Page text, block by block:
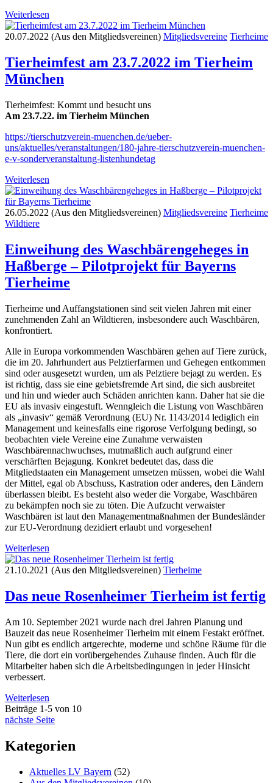
Weiterlesen
20.07.2022 (Aus den Mitgliedsvereinen) Mitgliedsvereine Tierheime
Tierheimfest am 23.7.2022 im Tierheim
München
Tierheimfest: Kommt und besucht uns
Am 23.7.22. im Tierheim München
https://tierschutzverein-muenchen.de/ueber-
uns/aktuelles/veranstaltungen/180-jahre-tierschutzverein-muenchen-
e-v-sonderveranstaltung-listenhundetag
Weiterlesen
26.05.2022 (Aus den Mitgliedsvereinen) Mitgliedsvereine Tierheime
Wildtiere
Einweihung des Waschbärengeheges in
Haßberge – Pilotprojekt für Bayerns
Tierheime
Tierheime und Auffangstationen sind seit vielen Jahren mit einer
zunehmenden Zahl an Wildtieren, insbesondere auch Waschbären,
konfrontiert.
Alle in Europa vorkommenden Waschbären gehen auf Tiere zurück,
die im 20. Jahrhundert aus Pelztierfarmen und Gehegen entkommen
sind oder ausgesetzt wurden, um als Pelztiere bejagt zu werden. Es
ist richtig, dass sie eine gebietsfremde Art sind, die sich ausbreitet
und hin und wieder auch Schäden anrichten kann. Daher hat sie die
EU als invasiv eingestuft. Wenngleich die Listung von Waschbären
als „invasiv“ gemäß Verordnung (EU) Nr. 1143/2014 lediglich ein
Management und keinesfalls eine rigorose Verfolgung bedingt, so
beobachten viele Vereine eine Zunahme verwaisten
Waschbärennachwuchses, mutmaßlich auch aufgrund einer
verschärften Bejagung. Konkret bedeutet das, dass die
Mitgliedstaaten ein Management umsetzen müssen, wobei die Wahl
der Mittel, egal ob Abschuss, Kastration oder anderes, den Ländern
überlassen bleibt. Es besteht also weder die Vorgabe, Waschbären
zu bekämpfen noch sie zu töten. Die Aufzucht verwaister
Waschbären ist laut den Managementmaßnahmen der Bundesländer
zur EU-Verordnung dezidiert erlaubt und vorgesehen!
Weiterlesen
21.10.2021 (Aus den Mitgliedsvereinen) Tierheime
Das neue Rosenheimer Tierheim ist fertig
Am 10. September 2021 wurde nach drei Jahren Planung und
Bauzeit das neue Rosenheimer Tierheim mit einem Festakt eröffnet.
Nun gibt es endlich artgerechte, moderne und schöne Räume für die
Tiere, die dort ein vorübergehendes Zuhause finden. Auch für die
Mitarbeiter haben sich die Arbeitsbedingungen in jeder Hinsicht
verbessert.
Weiterlesen
Beiträge 1-5 von 10
nächste Seite
Kategorien
Aktuelles LV Bayern (52)